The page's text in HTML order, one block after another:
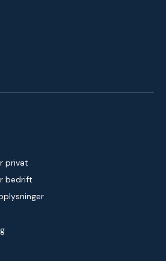
privat
bedrift